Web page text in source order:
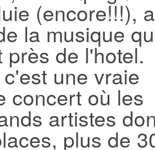
(encore!!!),
la musique
près de l'hotel.
une vraie
concert où les
artistes
plus de